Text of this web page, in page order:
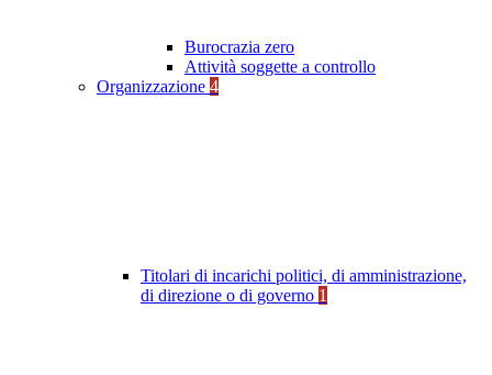
Burocrazia zero
Attività soggette a controllo
Organizzazione 4
Titolari di incarichi politici, di amministrazione,
di direzione o di governo 1